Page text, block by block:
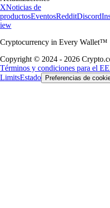
XNoticias de
productosEventosRedditDiscord
iew
Cryptocurrency in Every Wallet™
Copyright © 2024 - 2026
Términos y condiciones para el
LimitsEstado Preferencias de